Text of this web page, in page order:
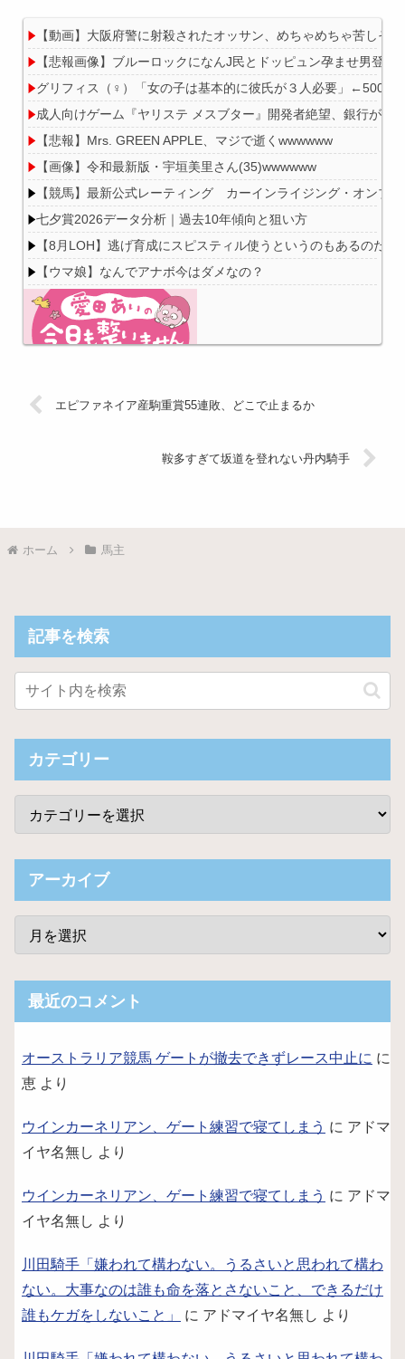
Powered by livedoor 相互RSS
【動画】大阪府警に射殺されたオッサン、めちゃめちゃ苦しそ
【悲報画像】ブルーロックになんJ民とドッピュン孕ませ男登場
グリフィス（♀）「女の子は基本的に彼氏が３人必要」←500万
成人向けゲーム『ヤリステ メスブター』開発者絶望、銀行が
【悲報】Mrs. GREEN APPLE、マジで逝くwwwwww
【画像】令和最新版・宇垣美里さん(35)wwwwww
【競馬】最新公式レーティング カーインライジング・オン
七夕賞2026データ分析｜過去10年傾向と狙い方
【8月LOH】逃げ育成にスピスティル使うというのもあるのだな
【ウマ娘】なんでアナボ今はダメなの？
エピファネイア産駒重賞55連敗、どこで止まるか
鞍多すぎて坂道を登れない丹内騎手
ホーム 馬主
記事を検索
カテゴリー
アーカイブ
最近のコメント
オーストラリア競馬 ゲートが撤去できずレース中止に に
恵 より
ウインカーネリアン、ゲート練習で寝てしまう に アドマ
イヤ名無し より
ウインカーネリアン、ゲート練習で寝てしまう に アドマ
イヤ名無し より
川田騎手「嫌われて構わない。うるさいと思われて構わ
ない。大事なのは誰も命を落とさないこと、できるだけ
誰もケガをしないこと」
に アドマイヤ名無し より